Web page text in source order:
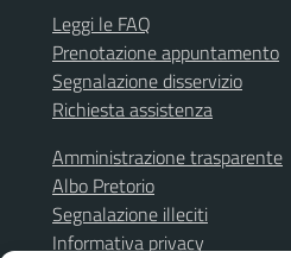
Leggi le FAQ
Prenotazione appuntamento
Segnalazione disservizio
Richiesta assistenza
Amministrazione trasparente
Albo Pretorio
Segnalazione illeciti
Informativa privacy